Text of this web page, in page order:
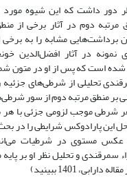
نظر دور داشت که این شیوه
مرتبه دوم در آثار برخی از
برداشت‌هایی مشابه را به برخی
نمونه در آثار افضل‌الدین
شده است که پس از او در
تحلیلی از شرطی‌های جزئیه
بر منطق مرتبه دوم از سور
شرطی موجب لزومی جزئی با
این پارادوکس شرایطی را در
عکس مستوی در شرطیات
سمرقندی و تحلیل نظر او بر
1401 ببینید)